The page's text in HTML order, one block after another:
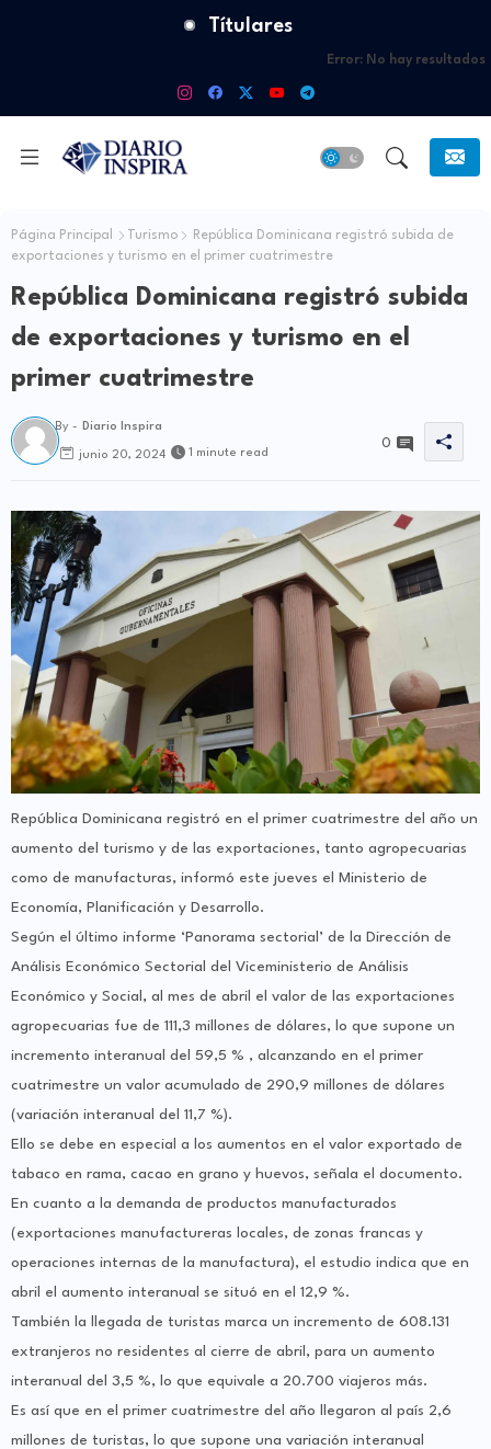
Títulares
Error: No hay resultados
Página Principal Turismo
República Dominicana registró subida de
exportaciones y turismo en el primer cuatrimestre
República Dominicana registró subida
de exportaciones y turismo en el
primer cuatrimestre
By - Diario Inspira
junio 20, 2024 1 minute read
0
República Dominicana registró en el primer cuatrimestre del año un
aumento del turismo y de las exportaciones, tanto agropecuarias
como de manufacturas, informó este jueves el Ministerio de
Economía, Planificación y Desarrollo.
Según el último informe ‘Panorama sectorial’ de la Dirección de
Análisis Económico Sectorial del Viceministerio de Análisis
Económico y Social, al mes de abril el valor de las exportaciones
agropecuarias fue de 111,3 millones de dólares, lo que supone un
incremento interanual del 59,5 % , alcanzando en el primer
cuatrimestre un valor acumulado de 290,9 millones de dólares
(variación interanual del 11,7 %).
Ello se debe en especial a los aumentos en el valor exportado de
tabaco en rama, cacao en grano y huevos, señala el documento.
En cuanto a la demanda de productos manufacturados
(exportaciones manufactureras locales, de zonas francas y
operaciones internas de la manufactura), el estudio indica que en
abril el aumento interanual se situó en el 12,9 %.
También la llegada de turistas marca un incremento de 608.131
extranjeros no residentes al cierre de abril, para un aumento
interanual del 3,5 %, lo que equivale a 20.700 viajeros más.
Es así que en el primer cuatrimestre del año llegaron al país 2,6
millones de turistas, lo que supone una variación interanual